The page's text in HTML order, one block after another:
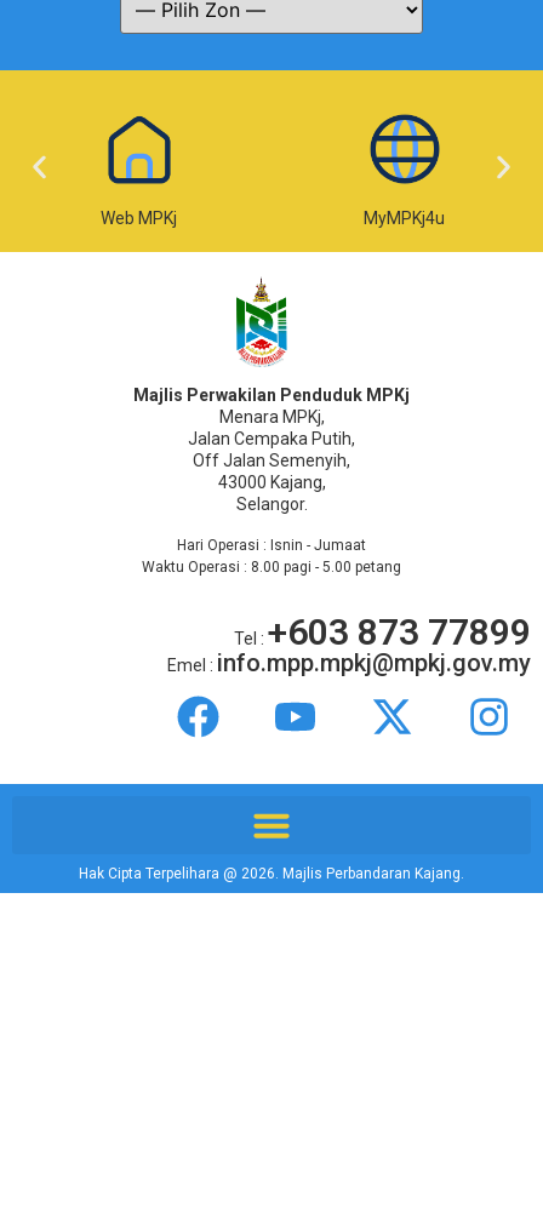
Web MPKj MyMPKj4u
Majlis Perwakilan Penduduk MPKj
Menara MPKj,
Jalan Cempaka Putih,
Off Jalan Semenyih,
43000 Kajang,
Selangor.
Hari Operasi : Isnin - Jumaat
Waktu Operasi : 8.00 pagi - 5.00 petang
Tel : +603 873 77899
Emel : info.mpp.mpkj@mpkj.gov.my
Hak Cipta Terpelihara @ 2026. Majlis Perbandaran Kajang.